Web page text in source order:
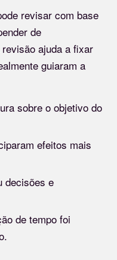
revisar com base
de
ajuda a fixar
guiaram a
sobre o objetivo do
efeitos mais
decisões e
de tempo foi